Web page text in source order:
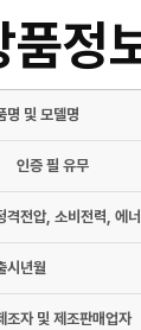
품정
명 및 모델명
인증 필 유무
격전압, 소비전력, 에
시년월
조자 및 제조판매업자